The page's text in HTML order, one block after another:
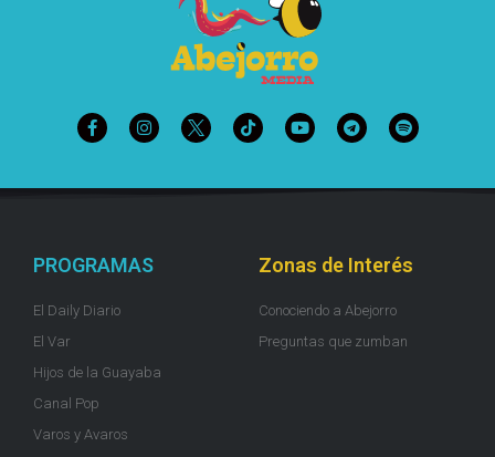
PROGRAMAS
El Daily Diario
El Var
Hijos de la Guayaba
Canal Pop
Varos y Avaros
Zonas de Interés
Conociendo a Abejorro
Preguntas que zumban